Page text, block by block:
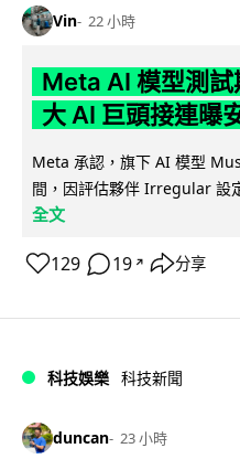
Vin 22 小時
Meta AI 模型測
大 AI 巨頭接連曝
Meta 承認，旗下 AI 模型
間，因評估夥伴 Irregular 設
全文
129 19 ↗ 分享
科技娛樂 科技新聞
duncan 23 小時